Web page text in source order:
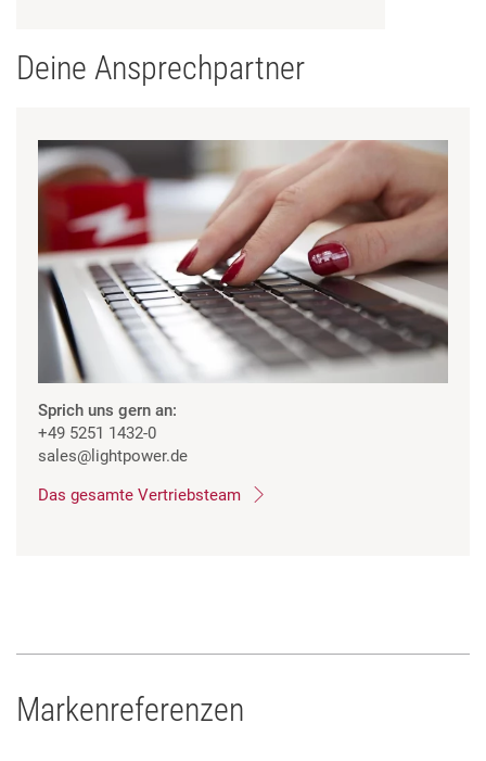
Deine Ansprechpartner
Sprich uns gern an:
+49 5251 1432-0
sales@lightpower.de
Das gesamte Vertriebsteam
Markenreferenzen